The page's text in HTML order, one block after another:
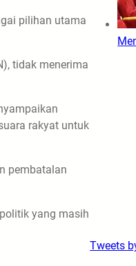
pilihan utama
tidak menerima
rakyat untuk
pembatalan
yang masih
Tweets